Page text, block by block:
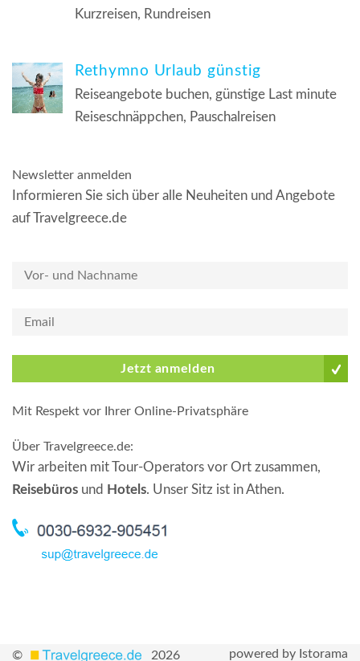
Kurzreisen, Rundreisen
Rethymno Urlaub günstig
Reiseangebote buchen, günstige Last minute
Reiseschnäppchen, Pauschalreisen
Newsletter anmelden
Informieren Sie sich über alle Neuheiten und Angebote
auf Travelgreece.de
Jetzt anmelden
Mit Respekt vor Ihrer Online-Privatsphäre
Über Travelgreece.de:
Wir arbeiten mit Tour-Operators vor Ort zusammen,
Reisebüros und Hotels. Unser Sitz ist in Athen.
© 2026 powered by Istorama